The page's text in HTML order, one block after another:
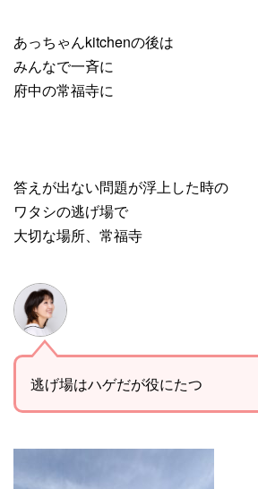
あっちゃんkitchenの後は
みんなで一斉に
府中の常福寺に
答えが出ない問題が浮上した時の
ワタシの逃げ場で
大切な場所、常福寺
逃げ場はハゲだが役にたつ